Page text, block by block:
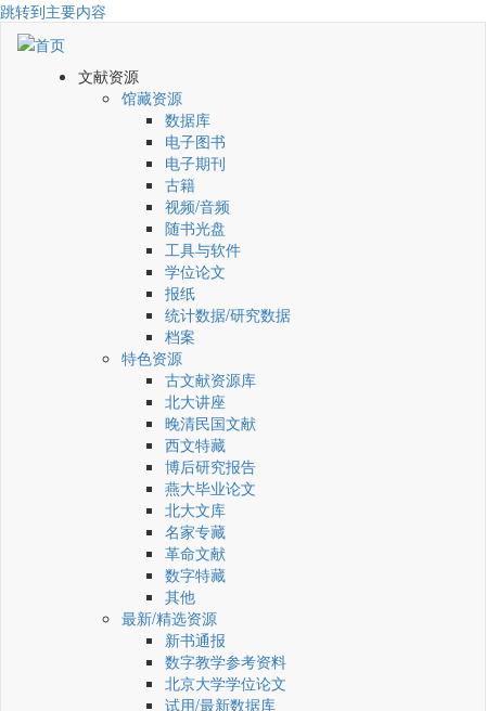
跳转到主要内容
文献资源
馆藏资源
数据库
电子图书
电子期刊
古籍
视频/音频
随书光盘
工具与软件
学位论文
报纸
统计数据/研究数据
档案
特色资源
古文献资源库
北大讲座
晚清民国文献
西文特藏
博后研究报告
燕大毕业论文
北大文库
名家专藏
革命文献
数字特藏
其他
最新/精选资源
新书通报
数字教学参考资料
北京大学学位论文
试用/最新数据库